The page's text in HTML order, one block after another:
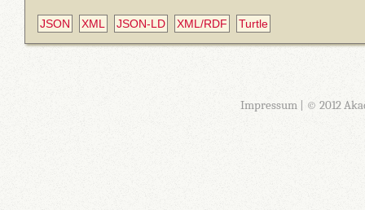
JSON XML JSON-LD XML/RDF Turtle
Impressum| © 2012